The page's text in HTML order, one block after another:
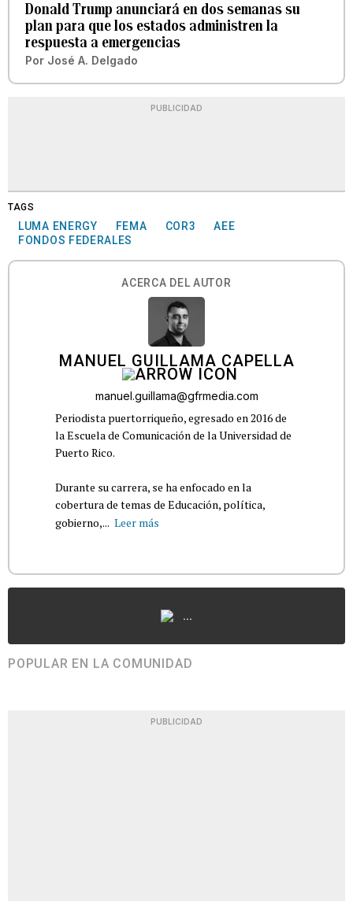
Donald Trump anunciará en dos semanas su
plan para que los estados administren la
respuesta a emergencias
Por José A. Delgado
PUBLICIDAD
TAGS
LUMA ENERGY FEMA COR3
AEE
FONDOS FEDERALES
ACERCA DEL AUTOR
MANUEL GUILLAMA CAPELLA
manuel.guillama@gfrmedia.com
Periodista puertorriqueño, egresado en 2016 de
la Escuela de Comunicación de la Universidad de
Puerto Rico.
Durante su carrera, se ha enfocado en la
cobertura de temas de Educación, política,
gobierno,... Leer más
...
POPULAR EN LA COMUNIDAD
PUBLICIDAD